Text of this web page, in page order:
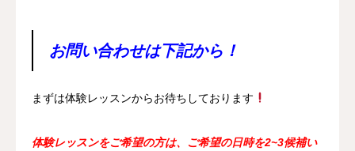
お問い合わせは下記から！
まずは体験レッスンからお待ちしております
体験レッスンをご希望の方は、ご希望の日時を2~3候補い